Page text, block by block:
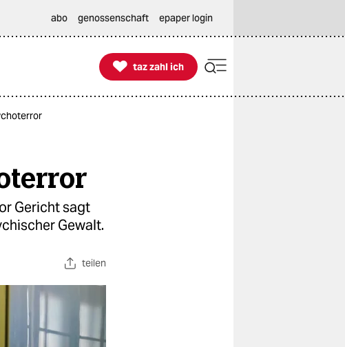
abo genossenschaft epaper login

taz zahl ich
taz zahl ich
Gericht sagt
Gewalt.
teilen